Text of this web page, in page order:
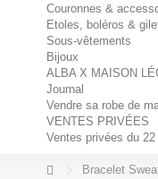
Couronnes &
Etoles, boléros &
Sous-vêtements
Bijoux
ALBA X MAISON
Journal
Vendre sa robe de
VENTES PRIVÉES
Ventes privées du
Bracelet